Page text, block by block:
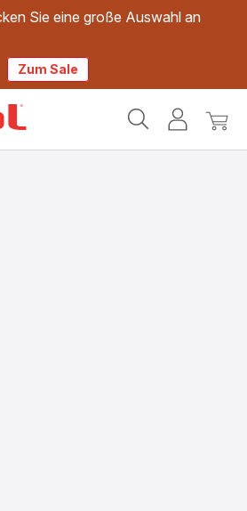
Sie eine große Auswahl an
Zum Sale
Mein
Mein